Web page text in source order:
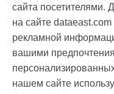
#CarryMap
#Природа #Дети
#Мобильная карта
сайта посетителями.
на сайте dataeast.com
рекламной
вашими
нашем сайте